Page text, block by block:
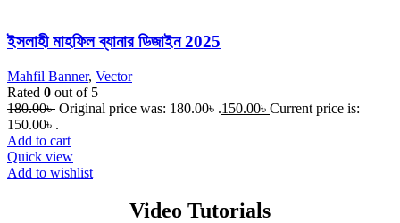
ইসলাহী মাহফিল ব্যানার ডিজাইন 2025
Mahfil Banner, Vector
Rated 0 out of 5
180.00৳ Original price was: 180.00৳ .150.00৳ Current price is:
150.00৳ .
Add to cart
Quick view
Add to wishlist
Video Tutorials